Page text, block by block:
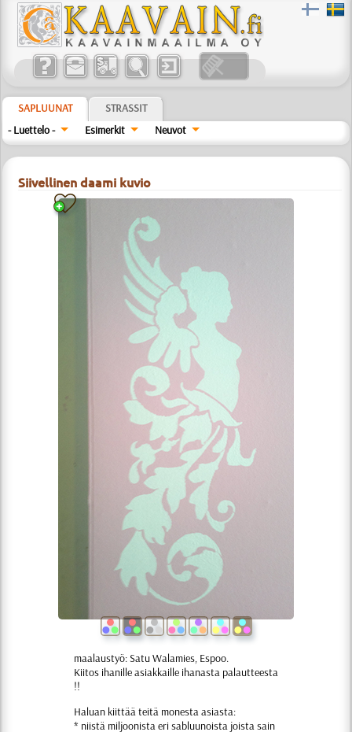
SAPLUUNAT
STRASSIT
- Luettelo -
Esimerkit Neuvot
Siivellinen daami kuvio
maalaustyö: Satu Walamies, Espoo.
Kiitos ihanille asiakkaille ihanasta palautteesta
!!
Haluan kiittää teitä monesta asiasta:
* niistä miljoonista eri sabluunoista joista sain